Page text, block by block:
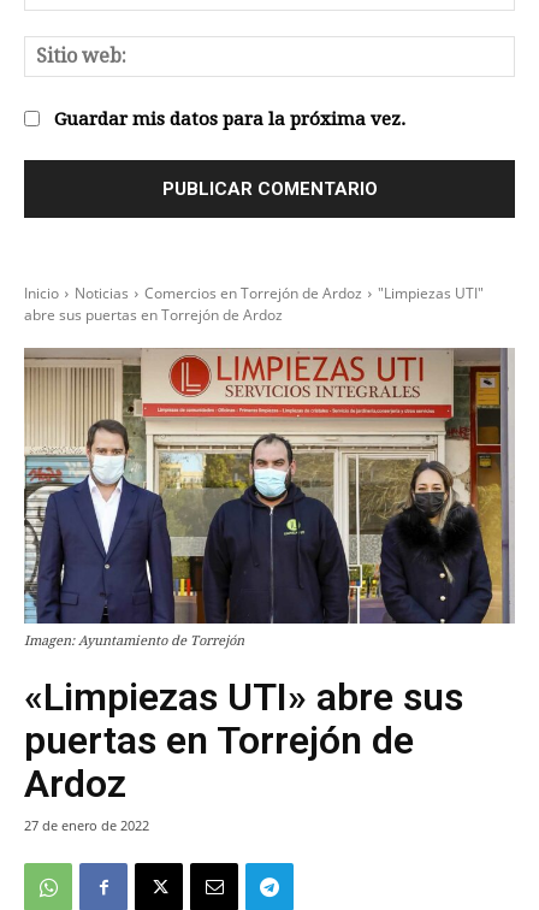
Guardar mis datos para la próxima vez.